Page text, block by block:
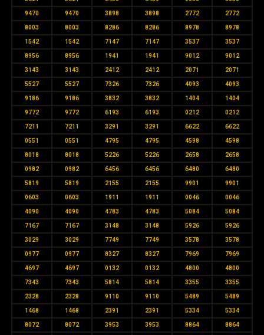
9470 9470 3898 3898 2772 2772
8003 8003 8286 8286 8978 8978
1542 1542 7147 7147 3537 3537
8956 8956 1941 1941 9012 9012
3143 3143 2412 2412 2071 2071
5527 5527 7326 7326 4093 4093
9186 9186 3832 3832 1404 1404
9772 9772 6193 6193 0212 0212
7211 7211 3291 3291 6622 6622
0551 0551 4795 4795 4598 4598
8018 8018 5226 5226 2658 2658
0982 0982 6456 6456 6480 6480
5819 5819 2155 2155 9901 9901
0603 0603 1911 1911 0046 0046
4090 4090 4783 4783 5084 5084
7167 7167 3148 3148 5926 5926
3029 3029 7749 7749 3578 3578
0977 0977 8327 8327 7969 7969
4697 4697 0132 0132 4800 4800
7343 7343 5814 5814 3355 3355
2328 2328 9110 9110 5489 5489
1468 1468 2391 2391 5334 5334
8072 8072 3953 3953 8864 8864